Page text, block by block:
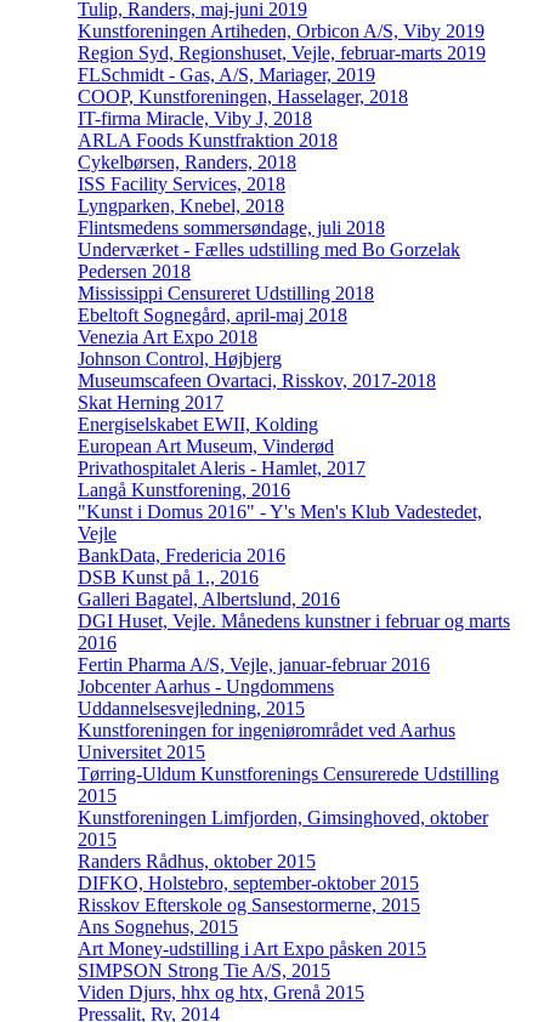
Tulip, Randers, maj-juni 2019
Kunstforeningen Artiheden, Orbicon A/S, Viby 2019
Region Syd, Regionshuset, Vejle, februar-marts 2019
FLSchmidt - Gas, A/S, Mariager, 2019
COOP, Kunstforeningen, Hasselager, 2018
IT-firma Miracle, Viby J, 2018
ARLA Foods Kunstfraktion 2018
Cykelbørsen, Randers, 2018
ISS Facility Services, 2018
Lyngparken, Knebel, 2018
Flintsmedens sommersøndage, juli 2018
Underværket - Fælles udstilling med Bo Gorzelak
Pedersen 2018
Mississippi Censureret Udstilling 2018
Ebeltoft Sognegård, april-maj 2018
Venezia Art Expo 2018
Johnson Control, Højbjerg
Museumscafeen Ovartaci, Risskov, 2017-2018
Skat Herning 2017
Energiselskabet EWII, Kolding
European Art Museum, Vinderød
Privathospitalet Aleris - Hamlet, 2017
Langå Kunstforening, 2016
"Kunst i Domus 2016" - Y's Men's Klub Vadestedet,
Vejle
BankData, Fredericia 2016
DSB Kunst på 1., 2016
Galleri Bagatel, Albertslund, 2016
DGI Huset, Vejle. Månedens kunstner i februar og marts
2016
Fertin Pharma A/S, Vejle, januar-februar 2016
Jobcenter Aarhus - Ungdommens
Uddannelsesvejledning, 2015
Kunstforeningen for ingeniørområdet ved Aarhus
Universitet 2015
Tørring-Uldum Kunstforenings Censurerede Udstilling
2015
Kunstforeningen Limfjorden, Gimsinghoved, oktober
2015
Randers Rådhus, oktober 2015
DIFKO, Holstebro, september-oktober 2015
Risskov Efterskole og Sansestormerne, 2015
Ans Sognehus, 2015
Art Money-udstilling i Art Expo påsken 2015
SIMPSON Strong Tie A/S, 2015
Viden Djurs, hhx og htx, Grenå 2015
Pressalit, Ry, 2014